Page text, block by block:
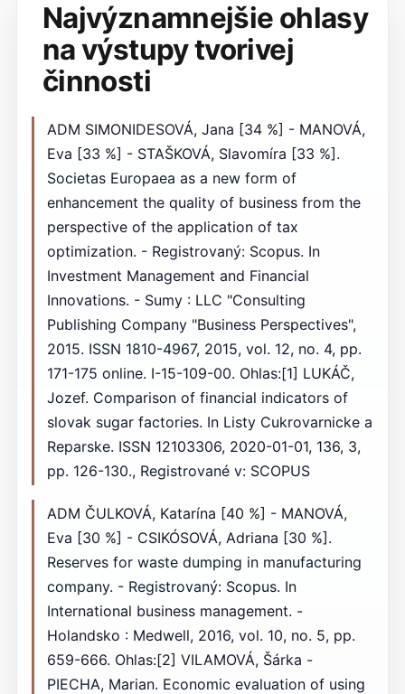
Najvýznamnejšie ohlasy
na výstupy tvorivej
činnosti
ADM SIMONIDESOVÁ, Jana [34 %] - MANOVÁ,
Eva [33 %] - STAŠKOVÁ, Slavomíra [33 %].
Societas Europaea as a new form of
enhancement the quality of business from the
perspective of the application of tax
optimization. - Registrovaný: Scopus. In
Investment Management and Financial
Innovations. - Sumy : LLC "Consulting
Publishing Company "Business Perspectives",
2015. ISSN 1810-4967, 2015, vol. 12, no. 4, pp.
171-175 online. I-15-109-00. Ohlas:[1] LUKÁČ,
Jozef. Comparison of financial indicators of
slovak sugar factories. In Listy Cukrovarnicke a
Reparske. ISSN 12103306, 2020-01-01, 136, 3,
pp. 126-130., Registrované v: SCOPUS
ADM ČULKOVÁ, Katarína [40 %] - MANOVÁ,
Eva [30 %] - CSIKÓSOVÁ, Adriana [30 %].
Reserves for waste dumping in manufacturing
company. - Registrovaný: Scopus. In
International business management. -
Holandsko : Medwell, 2016, vol. 10, no. 5, pp.
659-666. Ohlas:[2] VILAMOVÁ, Šárka -
PIECHA, Marian. Economic evaluation of using